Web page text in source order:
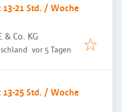
21 Std. / Woche
& Co. KG
Veröffentlicht
vor 5 Tagen
25 Std. / Woche